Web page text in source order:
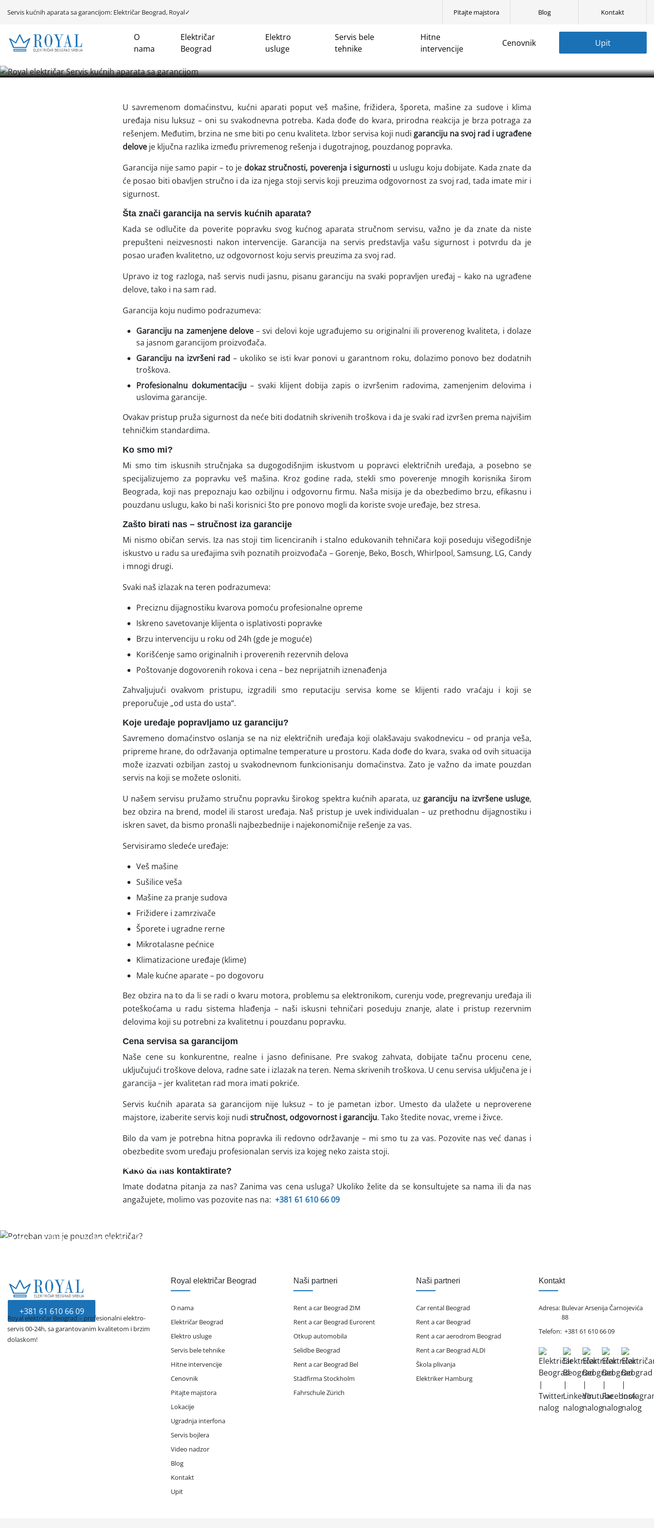
Servis kućnih aparata sa garancijom: Električar Beograd, Royal✓ Pitajte majstora Blog Kontakt
O
nama
Električar
Beograd
Elektro
usluge
Servis bele
tehnike
Hitne
intervencije
Cenovnik Upit
Servis kućnih aparata sa garancijom
Servis kućnih aparata sa garancijom, Beograd. TOP CENA✓ Dežurni elektricar✓ Najbolji
električari✓ Elektro instalacije✓ Hitne intervencije✓ Električarske usluge✓ Najjeftiniji✓ 00-24h✓
U savremenom domaćinstvu, kućni aparati poput veš mašine, frižidera, šporeta, mašine za sudove i klima
uređaja nisu luksuz – oni su svakodnevna potreba. Kada dođe do kvara, prirodna reakcija je brza potraga za
rešenjem. Međutim, brzina ne sme biti po cenu kvaliteta. Izbor servisa koji nudi garanciju na svoj rad i ugrađene
delove je ključna razlika između privremenog rešenja i dugotrajnog, pouzdanog popravka.
Garancija nije samo papir – to je dokaz stručnosti, poverenja i sigurnosti u uslugu koju dobijate. Kada znate da
će posao biti obavljen stručno i da iza njega stoji servis koji preuzima odgovornost za svoj rad, tada imate mir i
sigurnost.
Šta znači garancija na servis kućnih aparata?
Kada se odlučite da poverite popravku svog kućnog aparata stručnom servisu, važno je da znate da niste
prepušteni neizvesnosti nakon intervencije. Garancija na servis predstavlja vašu sigurnost i potvrdu da je
posao urađen kvalitetno, uz odgovornost koju servis preuzima za svoj rad.
Upravo iz tog razloga, naš servis nudi jasnu, pisanu garanciju na svaki popravljen uređaj – kako na ugrađene
delove, tako i na sam rad.
Garancija koju nudimo podrazumeva:
Garanciju na zamenjene delove– svi delovi koje ugrađujemo su originalni ili proverenog kvaliteta, i dolaze
sa jasnom garancijom proizvođača.
Garanciju na izvršeni rad – ukoliko se isti kvar ponovi u garantnom roku, dolazimo ponovo bez dodatnih
troškova.
Profesionalnu dokumentaciju – svaki klijent dobija zapis o izvršenim radovima, zamenjenim delovima i
uslovima garancije.
Ovakav pristup pruža sigurnost da neće biti dodatnih skrivenih troškova i da je svaki rad izvršen prema najvišim
tehničkim standardima.
Ko smo mi?
Mi smo tim iskusnih stručnjaka sa dugogodišnjim iskustvom u popravci električnih uređaja, a posebno se
specijalizujemo za popravku veš mašina. Kroz godine rada, stekli smo poverenje mnogih korisnika širom
Beograda, koji nas prepoznaju kao ozbiljnu i odgovornu firmu. Naša misija je da obezbedimo brzu, efikasnu i
pouzdanu uslugu, kako bi naši korisnici što pre ponovo mogli da koriste svoje uređaje, bez stresa.
Zašto birati nas – stručnost iza garancije
Mi nismo običan servis. Iza nas stoji tim licenciranih i stalno edukovanih tehničara koji poseduju višegodišnje
iskustvo u radu sa uređajima svih poznatih proizvođača – Gorenje, Beko, Bosch, Whirlpool, Samsung, LG, Candy
i mnogi drugi.
Svaki naš izlazak na teren podrazumeva:
Preciznu dijagnostiku kvarova pomoću profesionalne opreme
Iskreno savetovanje klijenta o isplativosti popravke
Brzu intervenciju u roku od 24h (gde je moguće)
Korišćenje samo originalnih i proverenih rezervnih delova
Poštovanje dogovorenih rokova i cena – bez neprijatnih iznenađenja
Zahvaljujući ovakvom pristupu, izgradili smo reputaciju servisa kome se klijenti rado vraćaju i koji se
preporučuje „od usta do usta“.
Koje uređaje popravljamo uz garanciju?
Savremeno domaćinstvo oslanja se na niz električnih uređaja koji olakšavaju svakodnevicu – od pranja veša,
pripreme hrane, do održavanja optimalne temperature u prostoru. Kada dođe do kvara, svaka od ovih situacija
može izazvati ozbiljan zastoj u svakodnevnom funkcionisanju domaćinstva. Zato je važno da imate pouzdan
servis na koji se možete osloniti.
U našem servisu pružamo stručnu popravku širokog spektra kućnih aparata, uz garanciju na izvršene usluge,
bez obzira na brend, model ili starost uređaja. Naš pristup je uvek individualan – uz prethodnu dijagnostiku i
iskren savet, da bismo pronašli najbezbednije i najekonomičnije rešenje za vas.
Servisiramo sledeće uređaje:
Veš mašine
Sušilice veša
Mašine za pranje sudova
Frižidere i zamrzivače
Šporete i ugradne rerne
Mikrotalasne pećnice
Klimatizacione uređaje (klime)
Male kućne aparate – po dogovoru
Bez obzira na to da li se radi o kvaru motora, problemu sa elektronikom, curenju vode, pregrevanju uređaja ili
poteškoćama u radu sistema hlađenja – naši iskusni tehničari poseduju znanje, alate i pristup rezervnim
delovima koji su potrebni za kvalitetnu i pouzdanu popravku.
Cena servisa sa garancijom
Naše cene su konkurentne, realne i jasno definisane. Pre svakog zahvata, dobijate tačnu procenu cene,
uključujući troškove delova, radne sate i izlazak na teren. Nema skrivenih troškova. U cenu servisa uključena je i
garancija – jer kvalitetan rad mora imati pokriće.
Servis kućnih aparata sa garancijom nije luksuz – to je pametan izbor. Umesto da ulažete u neproverene
majstore, izaberite servis koji nudi stručnost, odgovornost i garanciju. Tako štedite novac, vreme i živce.
Bilo da vam je potrebna hitna popravka ili redovno održavanje – mi smo tu za vas. Pozovite nas već danas i
obezbedite svom uređaju profesionalan servis iza kojeg neko zaista stoji.
Kako da nas kontaktirate?
Imate dodatna pitanja za nas? Zanima vas cena usluga? Ukoliko želite da se konsultujete sa nama ili da nas
angažujete, molimo vas pozovite nas na: +381 61 610 66 09
Potreban vam je pouzdan
pravna i fizička lica u Beogradu i Srbiji. Dostupni smo
Pozovite nas odmah, zašto čekate ako je hitno?
+381 61 610 66 09
Royal električar Beograd – profesionalni elektro-
servis 00-24h, sa garantovanim kvalitetom i brzim
dolaskom!
Royal električar Beograd
O nama
Električar Beograd
Elektro usluge
Servis bele tehnike
Hitne intervencije
Cenovnik
Pitajte majstora
Lokacije
Ugradnja interfona
Servis bojlera
Video nadzor
Blog
Kontakt
Upit
Naši partneri
Rent a car Beograd ZIM
Rent a car Beograd Eurorent
Otkup automobila
Selidbe Beograd
Rent a car Beograd Bel
Städfirma Stockholm
Fahrschule Zürich
Naši partneri
Car rental Beograd
Rent a car Beograd
Rent a car aerodrom Beograd
Rent a car Beograd ALDI
Škola plivanja
Elektriker Hamburg
Kontakt
Adresa: Bulevar Arsenija Čarnojevića
88
Telefon: +381 61 610 66 09